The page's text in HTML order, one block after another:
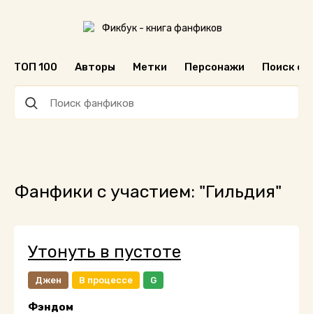
ТОП 100 Авторы Метки Персонажи Поиск
Фанфики с участием: "Гильдия"
Утонуть в пустоте
Джен В процессе G
Фэндом